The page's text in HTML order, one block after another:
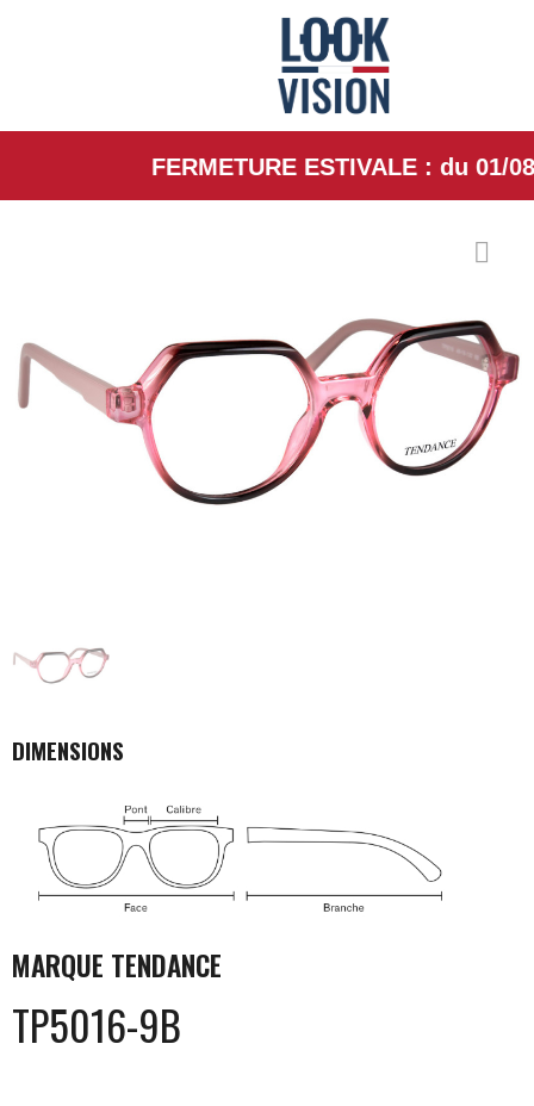
FERMETURE ESTIVALE : du 01/08/
DIMENSIONS
MARQUE TENDANCE
TP5016-9B